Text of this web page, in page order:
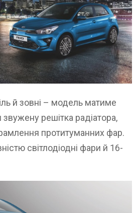
й зовні – модель матиме
решітка радіатора,
протитуманних фар.
світлодіодні фари й 16-